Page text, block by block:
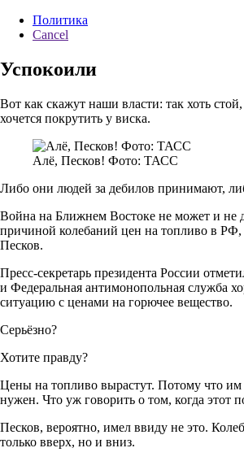
Политика
Cancel
Успокоили
Вот как скажут наши власти: так хоть
хочется покрутить у виска.
Алё, Песков! Фото: ТАСС
Либо они людей за дебилов принимают,
Война на Ближнем Востоке не может и не
причиной колебаний цен на топливо в
Песков.
Пресс-секретарь президента России
и Федеральная антимонопольная служба
ситуацию с ценами на горючее вещество.
Серьёзно?
Хотите правду?
Цены на топливо вырастут. Потому что
нужен. Что уж говорить о том, когда этот
Песков, вероятно, имел ввиду не это.
только вверх, но и вниз.